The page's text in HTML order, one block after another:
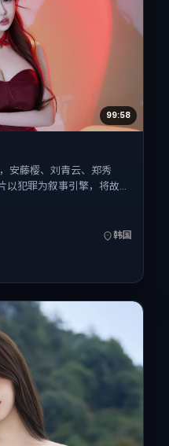
99:58
安藤樱、刘青云、郑秀
以犯罪为叙事引擎，将故事
张力推进人物抉择与反转。
前后），片长175分钟，适
韩国